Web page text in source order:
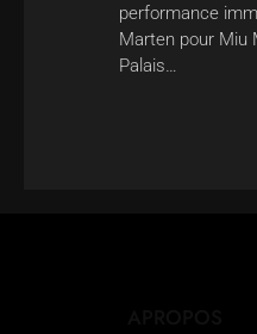
performance
Marten pour Miu
Palais…